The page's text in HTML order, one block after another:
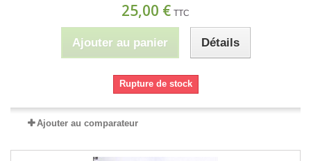
25,00 € TTC
Ajouter au panier Détails
Rupture de stock
Ajouter au comparateur